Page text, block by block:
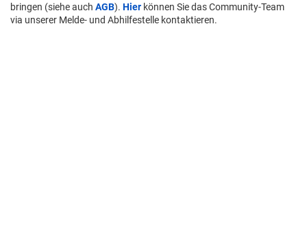
bringen (siehe auch AGB). Hier können Sie das Community-Team
via unserer Melde- und Abhilfestelle kontaktieren.